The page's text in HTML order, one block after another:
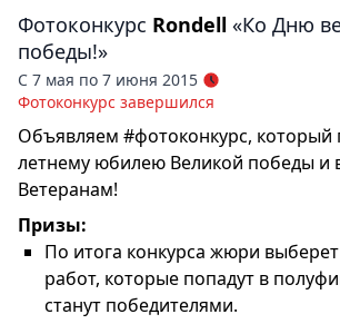
Фотоконкурс Rondell «Ко Дню
победы!»
С 7 мая по 7 июня 2015
Фотоконкурс завершился
Объявляем #фотоконкурс,
летнему юбилею Великой победы и
Ветеранам!
Призы:
По итога конкурса жюри
работ, которые попадут в
станут победителями.